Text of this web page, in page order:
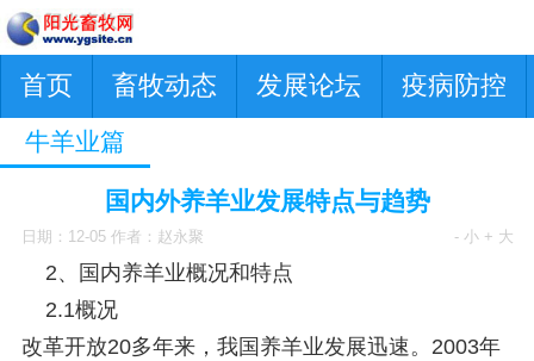
首页 畜牧动态 发展论坛 疫病防控
牛羊业篇
国内外养羊业发展特点与趋势
日期：12-05 作者：赵永聚 - 小 + 大
2、国内养羊业概况和特点
2.1概况
改革开放20多年来，我国养羊业发展迅速。2003年